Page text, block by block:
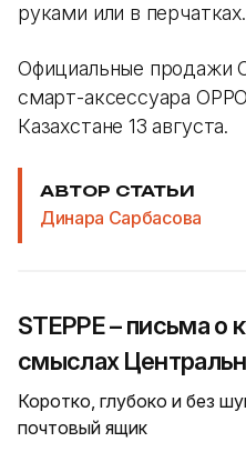
руками или в перчатках.
Официальные продажи
смарт-аксессуара
Казахстане 13 августа.
АВТОР СТАТЬИ
Динара Сарбасова
STEPPE – письма о
смыслах
Коротко, глубоко и без
почтовый ящик